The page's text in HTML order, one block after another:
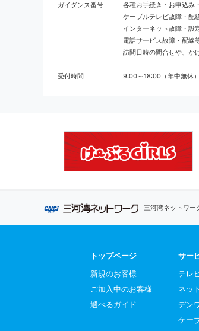
ガイダンス番号 各種お手続き・お申込み
ケーブルテレビ故障・配
インターネット故障・設
電話サービス故障・配線
訪問日時の問合せや、か
受付時間 9:00～18:00（年中無休）
三河湾ネットワ
トップページ
新規のお客様
ご加入中のお客様
選べるガイド
サー
テレ
ネット
デン
ケー